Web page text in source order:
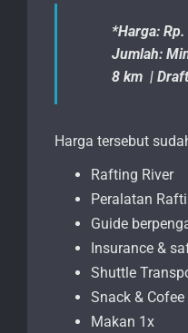
*Harga:
Jumlah:
8 km |
Harga tersebut
Rafting River
Peralatan
Guide
Insurance &
Shuttle
Snack &
Makan 1x